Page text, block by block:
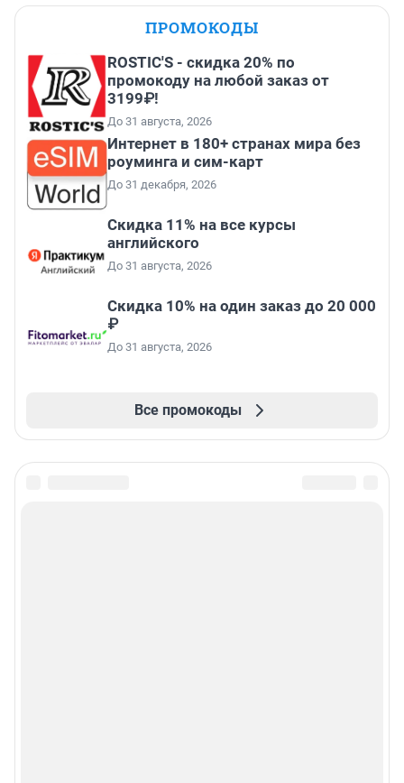
ПРОМОКОДЫ
ROSTIC'S - скидка 20% по
промокоду на любой заказ от
3199₽!
До 31 августа, 2026
Интернет в 180+ странах мира без
роуминга и сим-карт
До 31 декабря, 2026
Скидка 11% на все курсы
английского
До 31 августа, 2026
Скидка 10% на один заказ до 20 000
₽
До 31 августа, 2026
Все промокоды